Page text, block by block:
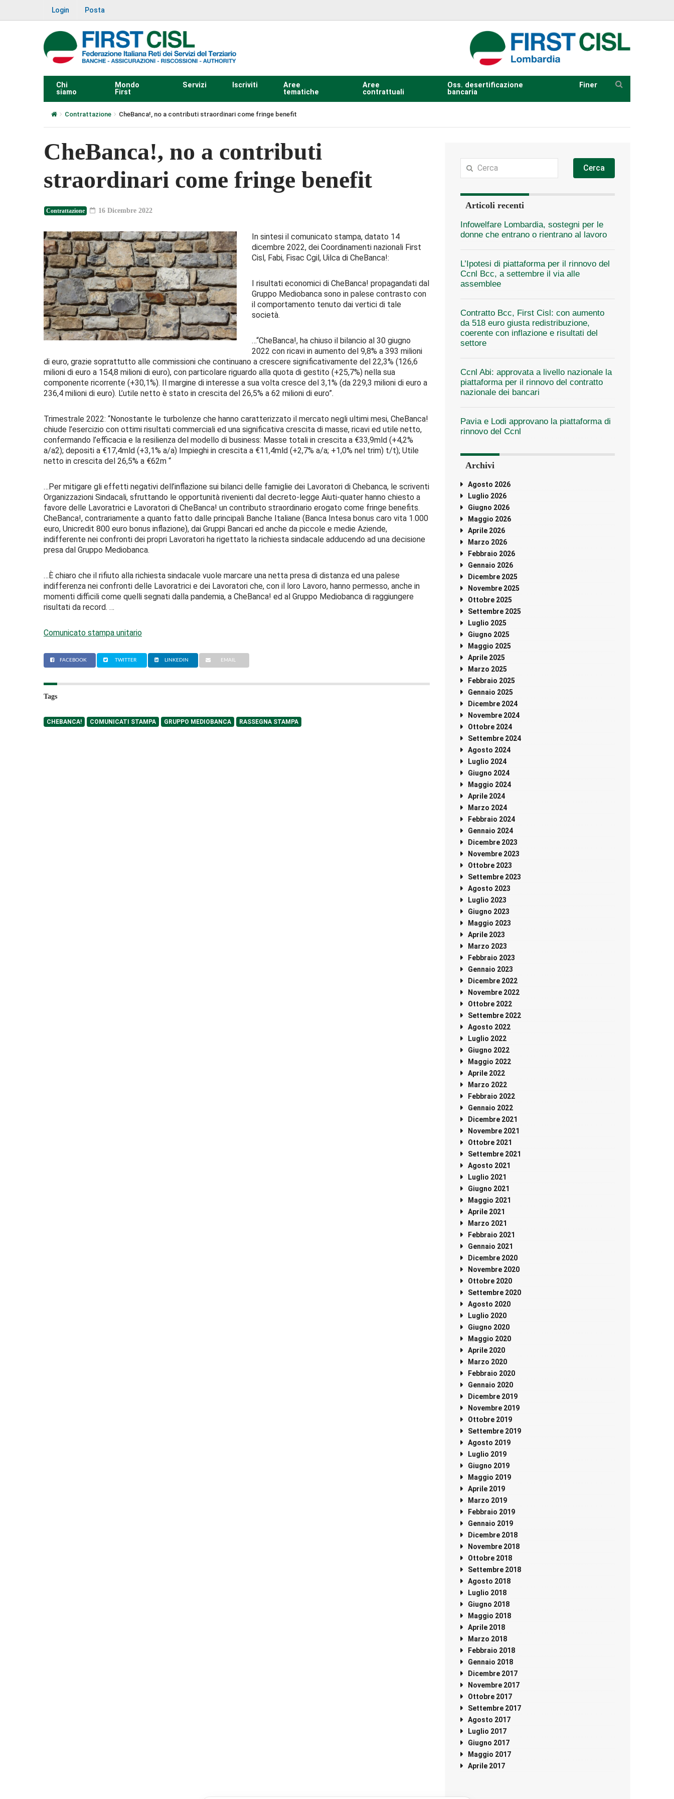
Login Posta
Chi
siamo
Mondo
First
Servizi Iscriviti
Aree
tematiche
Aree
contrattuali
Oss. desertificazione
bancaria
Finer
Contrattazione CheBanca!, no a contributi straordinari come fringe benefit
CheBanca!, no a contributi
straordinari come fringe benefit
Contrattazione 16 Dicembre 2022
In sintesi il comunicato stampa, datato 14
dicembre 2022, dei Coordinamenti nazionali First
Cisl, Fabi, Fisac Cgil, Uilca di CheBanca!:
I risultati economici di CheBanca! propagandati dal
Gruppo Mediobanca sono in palese contrasto con
il comportamento tenuto dai vertici di tale
società.
…“CheBanca!, ha chiuso il bilancio al 30 giugno
2022 con ricavi in aumento del 9,8% a 393 milioni
di euro, grazie soprattutto alle commissioni che continuano a crescere significativamente del 22,3% (126,6
milioni di euro a 154,8 milioni di euro), con particolare riguardo alla quota di gestito (+25,7%) nella sua
componente ricorrente (+30,1%). Il margine di interesse a sua volta cresce del 3,1% (da 229,3 milioni di euro a
236,4 milioni di euro). L’utile netto è stato in crescita del 26,5% a 62 milioni di euro”.
Trimestrale 2022: “Nonostante le turbolenze che hanno caratterizzato il mercato negli ultimi mesi, CheBanca!
chiude l’esercizio con ottimi risultati commerciali ed una significativa crescita di masse, ricavi ed utile netto,
confermando l’efficacia e la resilienza del modello di business: Masse totali in crescita a €33,9mld (+4,2%
a/a2); depositi a €17,4mld (+3,1% a/a) Impieghi in crescita a €11,4mld (+2,7% a/a; +1,0% nel trim) t/t); Utile
netto in crescita del 26,5% a €62m “
…Per mitigare gli effetti negativi dell’inflazione sui bilanci delle famiglie dei Lavoratori di Chebanca, le scriventi
Organizzazioni Sindacali, sfruttando le opportunità rivenienti dal decreto-legge Aiuti-quater hanno chiesto a
favore delle Lavoratrici e Lavoratori di CheBanca! un contributo straordinario erogato come fringe benefits.
CheBanca!, contrariamente a quanto fatto dalle principali Banche Italiane (Banca Intesa bonus caro vita 1.000
euro, Unicredit 800 euro bonus inflazione), dai Gruppi Bancari ed anche da piccole e medie Aziende,
indifferente nei confronti dei propri Lavoratori ha rigettato la richiesta sindacale adducendo ad una decisione
presa dal Gruppo Mediobanca.
…È chiaro che il rifiuto alla richiesta sindacale vuole marcare una netta presa di distanza ed una palese
indifferenza nei confronti delle Lavoratrici e dei Lavoratori che, con il loro Lavoro, hanno permesso, anche in
momenti difficili come quelli segnati dalla pandemia, a CheBanca! ed al Gruppo Mediobanca di raggiungere
risultati da record. …
Comunicato stampa unitario
FACEBOOK TWITTER LINKEDIN EMAIL
Tags
CHEBANCA! COMUNICATI STAMPA GRUPPO MEDIOBANCA RASSEGNA STAMPA
Cerca
Articoli recenti
Infowelfare Lombardia, sostegni per le
donne che entrano o rientrano al lavoro
L’Ipotesi di piattaforma per il rinnovo del
Ccnl Bcc, a settembre il via alle
assemblee
Contratto Bcc, First Cisl: con aumento
da 518 euro giusta redistribuzione,
coerente con inflazione e risultati del
settore
Ccnl Abi: approvata a livello nazionale la
piattaforma per il rinnovo del contratto
nazionale dei bancari
Pavia e Lodi approvano la piattaforma di
rinnovo del Ccnl
Archivi
Agosto 2026
Luglio 2026
Giugno 2026
Maggio 2026
Aprile 2026
Marzo 2026
Febbraio 2026
Gennaio 2026
Dicembre 2025
Novembre 2025
Ottobre 2025
Settembre 2025
Luglio 2025
Giugno 2025
Maggio 2025
Aprile 2025
Marzo 2025
Febbraio 2025
Gennaio 2025
Dicembre 2024
Novembre 2024
Ottobre 2024
Settembre 2024
Agosto 2024
Luglio 2024
Giugno 2024
Maggio 2024
Aprile 2024
Marzo 2024
Febbraio 2024
Gennaio 2024
Dicembre 2023
Novembre 2023
Ottobre 2023
Settembre 2023
Agosto 2023
Luglio 2023
Giugno 2023
Maggio 2023
Aprile 2023
Marzo 2023
Febbraio 2023
Gennaio 2023
Dicembre 2022
Novembre 2022
Ottobre 2022
Settembre 2022
Agosto 2022
Luglio 2022
Giugno 2022
Maggio 2022
Aprile 2022
Marzo 2022
Febbraio 2022
Gennaio 2022
Dicembre 2021
Novembre 2021
Ottobre 2021
Settembre 2021
Agosto 2021
Luglio 2021
Giugno 2021
Maggio 2021
Aprile 2021
Marzo 2021
Febbraio 2021
Gennaio 2021
Dicembre 2020
Novembre 2020
Ottobre 2020
Settembre 2020
Agosto 2020
Luglio 2020
Giugno 2020
Maggio 2020
Aprile 2020
Marzo 2020
Febbraio 2020
Gennaio 2020
Dicembre 2019
Novembre 2019
Ottobre 2019
Settembre 2019
Agosto 2019
Luglio 2019
Giugno 2019
Maggio 2019
Aprile 2019
Marzo 2019
Febbraio 2019
Gennaio 2019
Dicembre 2018
Novembre 2018
Ottobre 2018
Settembre 2018
Agosto 2018
Luglio 2018
Giugno 2018
Maggio 2018
Aprile 2018
Marzo 2018
Febbraio 2018
Gennaio 2018
Dicembre 2017
Novembre 2017
Ottobre 2017
Settembre 2017
Agosto 2017
Luglio 2017
Giugno 2017
Maggio 2017
Aprile 2017